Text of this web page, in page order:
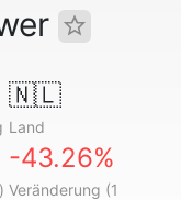
🇳🇱
Land
-43.26%
Veränderung (1